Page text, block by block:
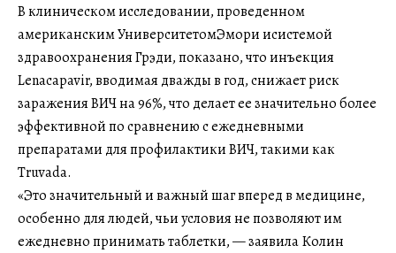
В клиническом исследовании, проведенном
американским УниверситетомЭмори исистемой
здравоохранения Грэди, показано, что инъекция
Lenacapavir, вводимая дважды в год, снижает риск
заражения ВИЧ на 96%, что делает ее значительно более
эффективной по сравнению с ежедневными
препаратами для профилактики ВИЧ, такими как
Truvada.
«Это значительный и важный шаг вперед в медицине,
особенно для людей, чьи условия не позволяют им
ежедневно принимать таблетки, — заявила Колин